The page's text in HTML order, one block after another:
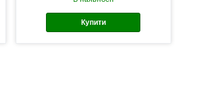
Купити